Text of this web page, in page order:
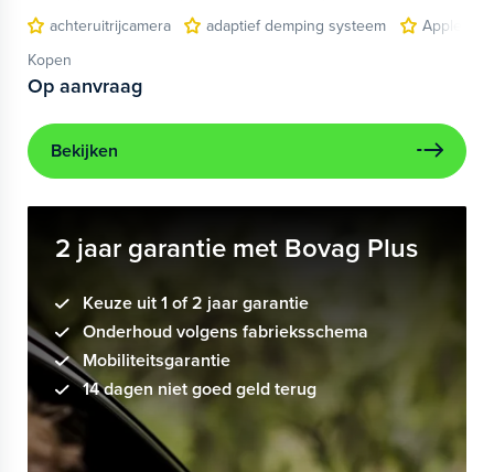
achteruitrijcamera
adaptief demping systeem
Apple
Kopen
Op aanvraag
Bekijken
2 jaar garantie met Bovag Plus
Keuze uit 1 of 2 jaar garantie
Onderhoud volgens fabrieksschema
Mobiliteitsgarantie
14 dagen niet goed geld terug